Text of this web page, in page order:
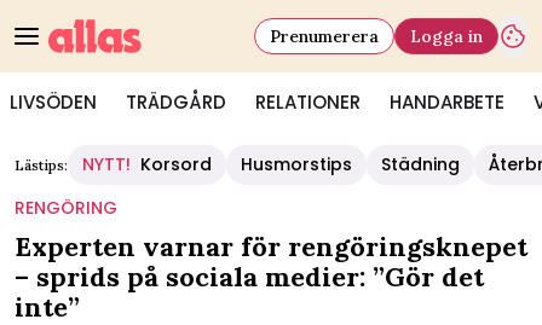
LIVSÖDEN TRÄDGÅRD RELATIONER HANDARBETE
Prenumerera Logga in
Lästips: NYTT! Korsord Husmorstips Städning
RENGÖRING
Experten varnar för rengöringsknepet
– sprids på sociala medier: ”Gör det
inte”